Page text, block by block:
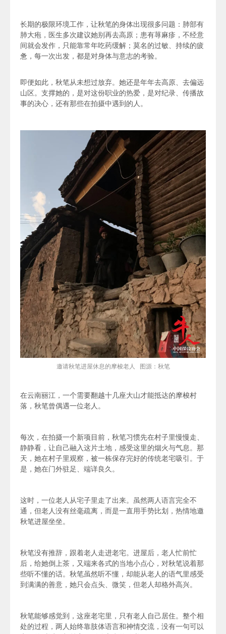
长期的极限环境工作，让秋笔的身体出现很多问题：肺部有
肺大疱 ，医生多次建议她别再去高原；患有荨麻疹，不经意
间就会发作，只能靠常年吃药缓解；莫名的过敏、持续的疲
惫，每一次出发，都是对身体与意志的考验。
即便如此，秋笔从未想过放弃。 她还是年年去高原、去偏远
山区 。支撑她的，是对这份职业的热爱，是对纪录、传播故
事的决心，还有那些在拍摄中遇到的人。
邀请秋笔进屋休息的摩梭老人 图源：秋笔
在云南丽江，一个需要翻越十几座大山才能抵达的摩梭村
落，秋笔曾偶遇一位老人。
每次，在拍摄一个新项目前，秋笔习惯先在村子里慢慢走、
静静看，让自己融入这片土地，感受这里的烟火与气息。那
天，她在村子里观察， 被一栋保存完好的传统老宅吸引。于
是，她在门外驻足、端详良久。
这时，一位老人从宅子里走了出来。虽然两人语言完全不
通，但老人 没有丝毫疏离，而是一直用手势比划，热情地邀
秋笔进屋坐坐。
秋笔没有推辞，跟着老人走进老宅。进屋后，老人忙前忙
后，给她倒上茶，又端来各式的当地小点心， 对秋笔说着那
些听不懂的话。秋笔虽然 听不懂， 却能从老人的语气里感受
到满满的善意，她只会 点头、微笑，但老人却格外高兴。
秋笔能够感觉到，这座老宅里，只有老人自己居住。 整个相
处的过程，两人始终靠肢体语言和神情交流，没有一句可以